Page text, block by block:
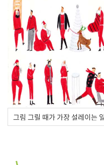
그림 그릴 때가 가장 설레이는